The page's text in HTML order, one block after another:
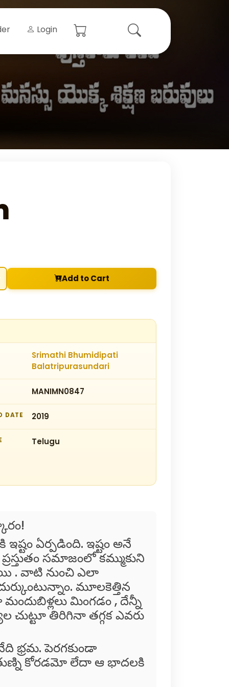
Login
Add to Cart
Srimathi Bhumidipati
Balatripurasundari
MANIMN0847
DATE 2019
Telugu
ఇష్టం అనే
సమాజంలో కమ్ముకుని
. వాటి నుంచి ఎలా
మూలకెత్తిన
మింగడం , దేన్నీ
చుట్టూ తిరిగినా తగ్గక ఎవరు
పెరగకుండా
కోరడమో లేదా ఆ భాదలకి